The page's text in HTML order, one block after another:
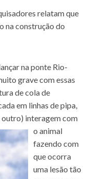
relatam que
na construção do
na ponte Rio-
grave com essas
de cola de
em linhas de pipa,
outro) interagem com
o animal
fazendo com
que ocorra
uma lesão tão